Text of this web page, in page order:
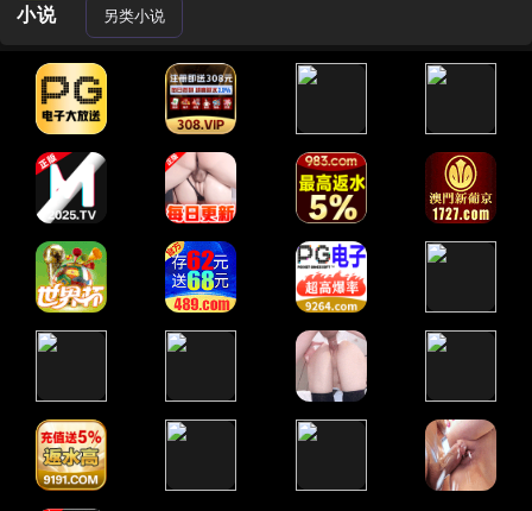
小说 另类小说